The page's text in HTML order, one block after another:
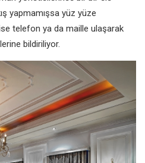
yapmamışsa yüz yüze
telefon ya da maille ulaşarak
bildiriliyor.